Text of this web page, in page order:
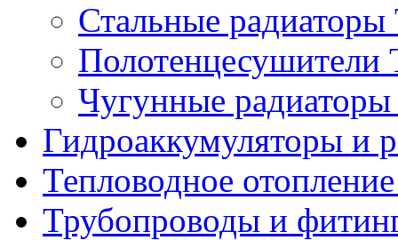
Стальные
Чугунные
Гидроаккумуляторы и
Тепловодное
Трубопроводы и